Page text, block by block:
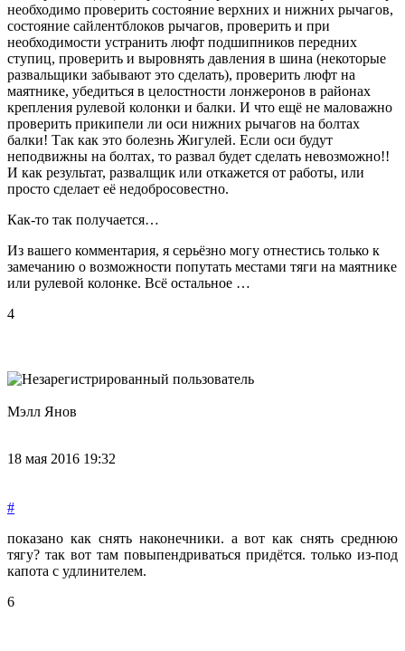
необходимо проверить состояние верхних и нижних рычагов,
состояние сайлентблоков рычагов, проверить и при
необходимости устранить люфт подшипников передних
ступиц, проверить и выровнять давления в шина (некоторые
развальщики забывают это сделать), проверить люфт на
маятнике, убедиться в целостности лонжеронов в районах
крепления рулевой колонки и балки. И что ещё не маловажно
проверить прикипели ли оси нижних рычагов на болтах
балки! Так как это болезнь Жигулей. Если оси будут
неподвижны на болтах, то развал будет сделать невозможно!!
И как результат, развалщик или откажется от работы, или
просто сделает её недобросовестно.
Как-то так получается…
Из вашего комментария, я серьёзно могу отнестись только к
замечанию о возможности попутать местами тяги на маятнике
или рулевой колонке. Всё остальное …
4
Мэлл Янов
18 мая 2016 19:32
#
показано как снять наконечники. а вот как снять среднюю
тягу? так вот там повыпендриваться придётся. только из-под
капота с удлинителем.
6